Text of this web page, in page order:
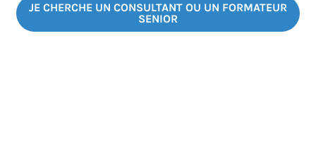
JE CHERCHE UN CONSULTANT OU UN FORMATEUR
SENIOR